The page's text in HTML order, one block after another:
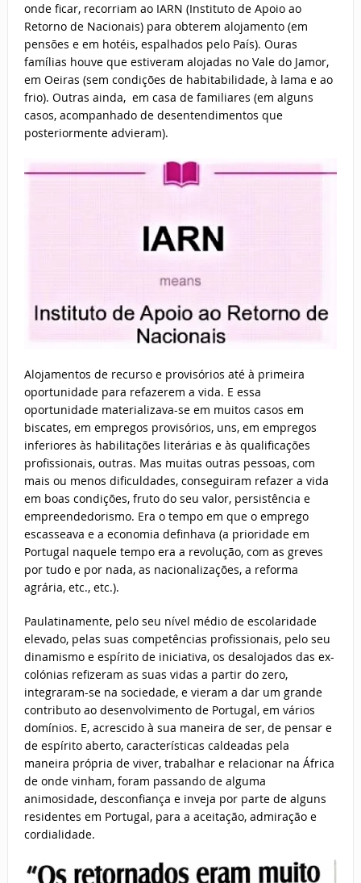
onde ficar, recorriam ao IARN (Instituto de Apoio ao
Retorno de Nacionais) para obterem alojamento (em
pensões e em hotéis, espalhados pelo País). Ouras
famílias houve que estiveram alojadas no Vale do Jamor,
em Oeiras (sem condições de habitabilidade, à lama e ao
frio). Outras ainda, em casa de familiares (em alguns
casos, acompanhado de desentendimentos que
posteriormente advieram).
Alojamentos de recurso e provisórios até à primeira
oportunidade para refazerem a vida. E essa
oportunidade materializava-se em muitos casos em
biscates, em empregos provisórios, uns, em empregos
inferiores às habilitações literárias e às qualificações
profissionais, outras. Mas muitas outras pessoas, com
mais ou menos dificuldades, conseguiram refazer a vida
em boas condições, fruto do seu valor, persistência e
empreendedorismo. Era o tempo em que o emprego
escasseava e a economia definhava (a prioridade em
Portugal naquele tempo era a revolução, com as greves
por tudo e por nada, as nacionalizações, a reforma
agrária, etc., etc.).
Paulatinamente, pelo seu nível médio de escolaridade
elevado, pelas suas competências profissionais, pelo seu
dinamismo e espírito de iniciativa, os desalojados das ex-
colónias refizeram as suas vidas a partir do zero,
integraram-se na sociedade, e vieram a dar um grande
contributo ao desenvolvimento de Portugal, em vários
domínios. E, acrescido à sua maneira de ser, de pensar e
de espírito aberto, características caldeadas pela
maneira própria de viver, trabalhar e relacionar na África
de onde vinham, foram passando de alguma
animosidade, desconfiança e inveja por parte de alguns
residentes em Portugal, para a aceitação, admiração e
cordialidade.